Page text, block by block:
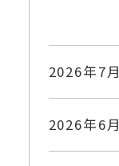
2026年7月
2026年6月